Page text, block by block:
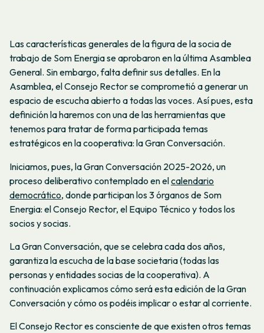
Las características generales de la figura de la socia de
trabajo de Som Energia se aprobaron en la última Asamblea
General. Sin embargo, falta definir sus detalles. En la
Asamblea, el Consejo Rector se comprometió a generar un
espacio de escucha abierto a todas las voces. Así pues, esta
definición la haremos con una de las herramientas que
tenemos para tratar de forma participada temas
estratégicos en la cooperativa: la Gran Conversación.
Iniciamos, pues, la Gran Conversación 2025-2026, un
proceso deliberativo contemplado en elcalendario
democrático, donde participan los 3 órganos de Som
Energia: el Consejo Rector, el Equipo Técnico y todos los
socios y socias.
La Gran Conversación, que se celebra cada dos años,
garantiza la escucha de la base societaria (todas las
personas y entidades socias de la cooperativa). A
continuación explicamos cómo será esta edición de la Gran
Conversación y cómo os podéis implicar o estar al corriente.
El Consejo Rector es consciente de que existen otros temas